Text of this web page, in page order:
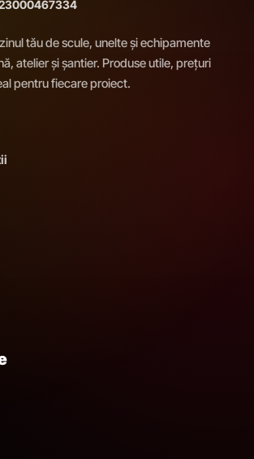
tău de scule, unelte și echipamente
atelier și șantier. Produse utile, prețuri
pentru fiecare proiect.